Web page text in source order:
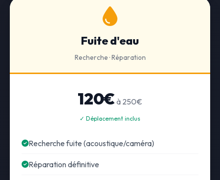
Fuite d'eau
Recherche · Réparation
120€ à 250€
✓ Déplacement inclus
Recherche fuite (acoustique/caméra)
Réparation définitive